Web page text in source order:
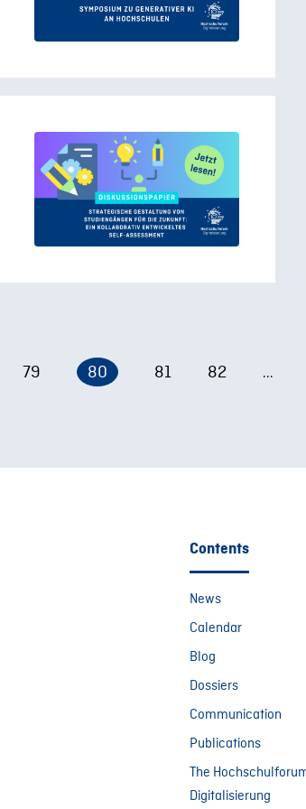
79 80 81 82 ...
Contents
News
Calendar
Blog
Dossiers
Communication
Publications
The
Digitalisierung